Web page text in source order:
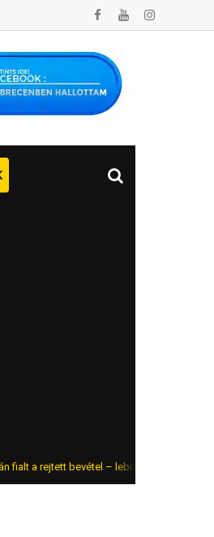
rejtett bevétel – lebukott az online